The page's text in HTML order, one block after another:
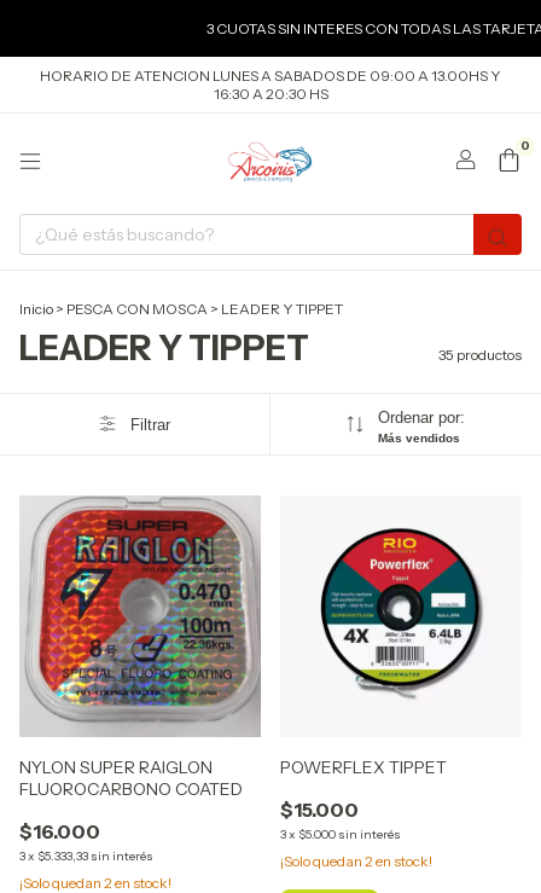
3 CUOTAS SIN INTERES CON TODAS LAS TARJETAS DE
HORARIO DE ATENCION LUNES A SABADOS DE 09:00 A 13.00HS Y
16:30 A 20:30 HS
0
Inicio > PESCA CON MOSCA > LEADER Y TIPPET
LEADER Y TIPPET 35 productos
Filtrar Ordenar por:
Más vendidos
NYLON SUPER RAIGLON
FLUOROCARBONO COATED
$16.000
3x $5.333,33 sin interés
¡Solo quedan 2en stock!
POWERFLEX TIPPET
$15.000
3x $5.000 sin interés
¡Solo quedan 2en stock!